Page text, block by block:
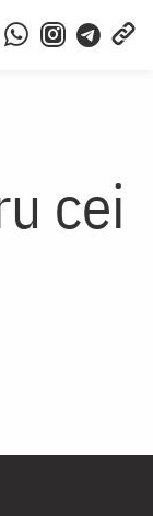
cei